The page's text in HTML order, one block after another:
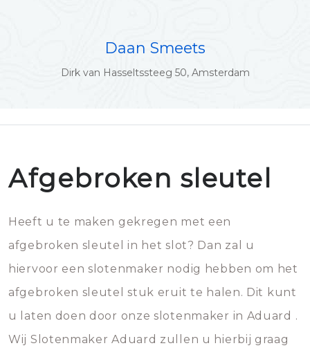
Daan Smeets
Dirk van Hasseltssteeg 50, Amsterdam
Afgebroken sleutel
Heeft u te maken gekregen met een
afgebroken sleutel in het slot? Dan zal u
hiervoor een slotenmaker nodig hebben om het
afgebroken sleutel stuk eruit te halen. Dit kunt
u laten doen door onze slotenmaker in Aduard .
Wij Slotenmaker Aduard zullen u hierbij graag